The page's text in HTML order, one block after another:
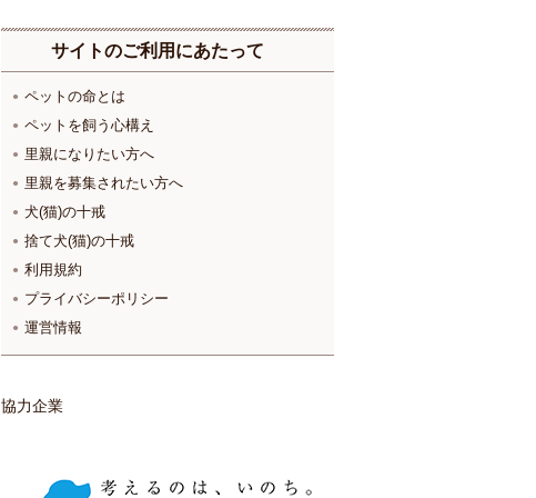
サイトのご利用にあたって
ペットの命とは
ペットを飼う心構え
里親になりたい方へ
里親を募集されたい方へ
犬(猫)の十戒
捨て犬(猫)の十戒
利用規約
プライバシーポリシー
運営情報
協力企業